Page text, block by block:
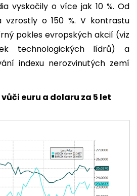
vyskočily o více jak 10 %. Od
vzrostly o 150 %. V kontrastu
pokles evropských akcií (viz
technologických lídrů) a
indexu nerozvinutých zemí
euru a dolaru za 5 let